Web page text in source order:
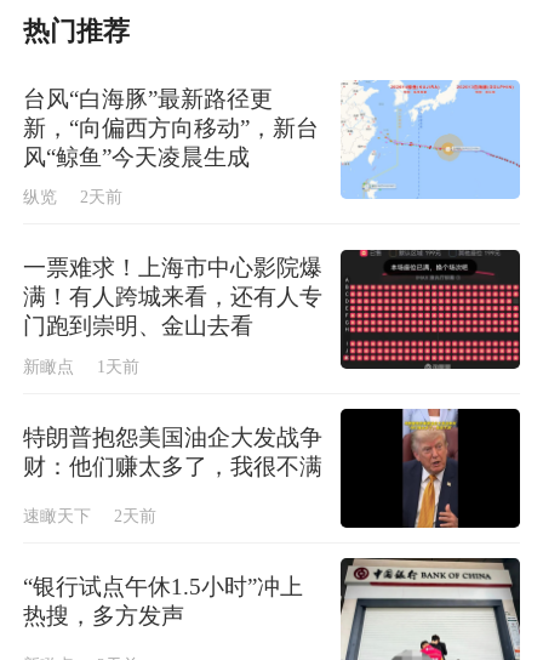
“众创空间”位于临港新片区“零界魔方·同汇
168”。“零界魔方”是全国首个超级个体创业服
创业群体，打造毗邻临港五校的大学创业园。
随着空间启用，上海电力大学成为首家以整片
上海电力大学校长顾春华表示，学校要打造“离
产业最近、离市场最近”的双创平台。依托临港
集团产业背景和学校行业积淀，希望这里成为
上电师生将在新型能源体系、新型电力系统等
领域攻关，把科技成果转化为产业动能，并将
热门推荐
台风“白海豚”最新路径更
新，“向偏西方向移动”，新台
风“鲸鱼”今天凌晨生成
纵览 2天前
一票难求！上海市中心影院爆
满！有人跨城来看，还有人专
门跑到崇明、金山去看
新瞰点 1天前
特朗普抱怨美国油企大发战争
财：他们赚太多了，我很不满
速瞰天下 2天前
“银行试点午休1.5小时”冲上
热搜，多方发声